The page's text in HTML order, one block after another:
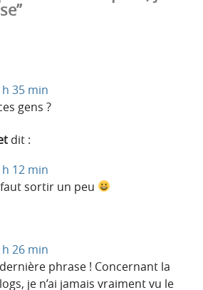
35 min
gens ?
dit :
12 min
faut sortir un peu
26 min
phrase ! Concernant la
je n’ai jamais vraiment vu le